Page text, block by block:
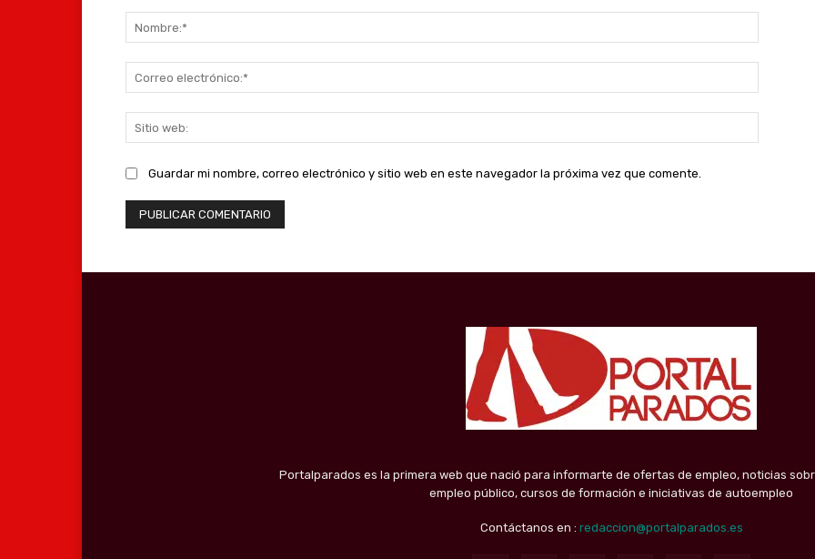
web:
Guardar mi nombre, correo electrónico y sitio web en este navegador la próxima vez que comente.
Portalparados es la primera web que nació para informarte de ofertas de empleo, noticias
empleo público, cursos de formación e iniciativas de autoempleo
Contáctanos en : redaccion@portalparados.es